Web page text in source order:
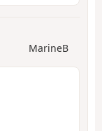
MarineB